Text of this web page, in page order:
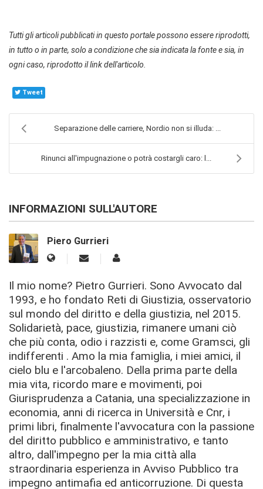
Tutti gli articoli pubblicati in questo portale possono essere riprodotti,
in tutto o in parte, solo a condizione che sia indicata la fonte e sia, in
ogni caso, riprodotto il link dell'articolo.
Tweet
Separazione delle carriere, Nordio non si illuda: ...
Rinunci all'impugnazione o potrà costargli caro: l...
INFORMAZIONI SULL'AUTORE
Piero Gurrieri
Il mio nome? Pietro Gurrieri. Sono Avvocato dal
1993, e ho fondato Reti di Giustizia, osservatorio
sul mondo del diritto e della giustizia, nel 2015.
Solidarietà, pace, giustizia, rimanere umani ciò
che più conta, odio i razzisti e, come Gramsci, gli
indifferenti . Amo la mia famiglia, i miei amici, il
cielo blu e l'arcobaleno. Della prima parte della
mia vita, ricordo mare e movimenti, poi
Giurisprudenza a Catania, una specializzazione in
economia, anni di ricerca in Università e Cnr, i
primi libri, finalmente l'avvocatura con la passione
del diritto pubblico e amministrativo, e tanto
altro, dall'impegno per la mia città alla
straordinaria esperienza in Avviso Pubblico tra
impegno antimafia ed anticorruzione. Di questa